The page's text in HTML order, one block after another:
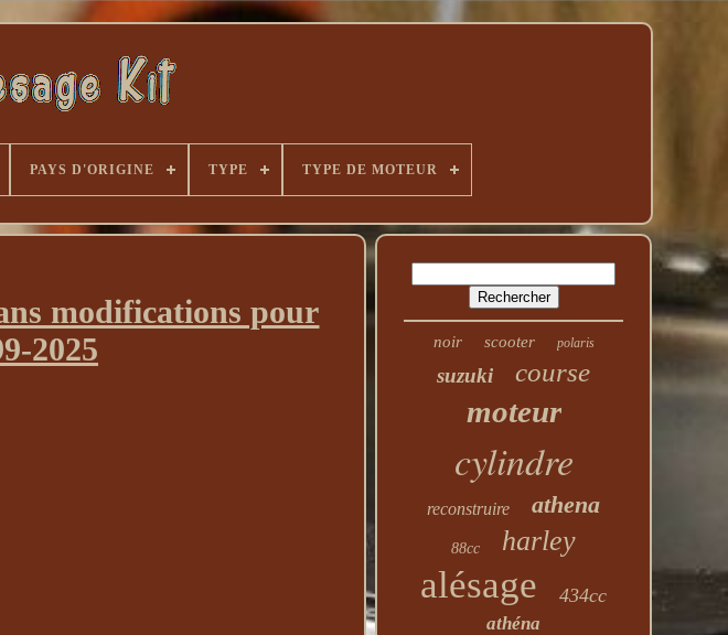
PAYS D'ORIGINE TYPE TYPE DE MOTEUR
modifications pour
2025
noir scooter polaris
suzuki course
moteur
cylindre
reconstruire athena
88cc harley
alésage 434cc
athéna